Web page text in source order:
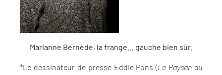
Marianne Bernède, la frange… gauche bien sûr.
*Le dessinateur de presse Eddie Pons (Le Paysan du